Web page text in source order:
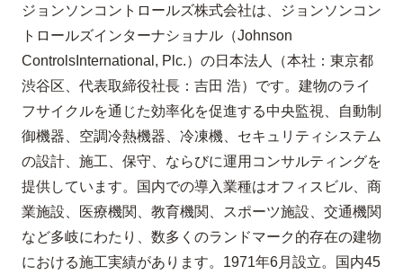
ジョンソンコントロールズ株式会社は、ジョンソンコン
トロールズインターナショナル（Johnson
Controls International, Plc.）の日本法人（本社： 東京都
渋谷区、 代表取締役社長：吉田 浩）です。建物のライ
フサイクルを通じた効率化を促進する中央監視、自動制
御機器、空調冷熱機器、冷凍機、セキュリティシステム
の設計、施工、保守、ならびに運用コンサルティングを
提供しています。国内での導入業種はオフィスビル、商
業施設、医療機関、教育機関、スポーツ施設、交通機関
など多岐にわたり、数多くのランドマーク的存在の建物
における施工実績があります。 1971年6月設立。国内45